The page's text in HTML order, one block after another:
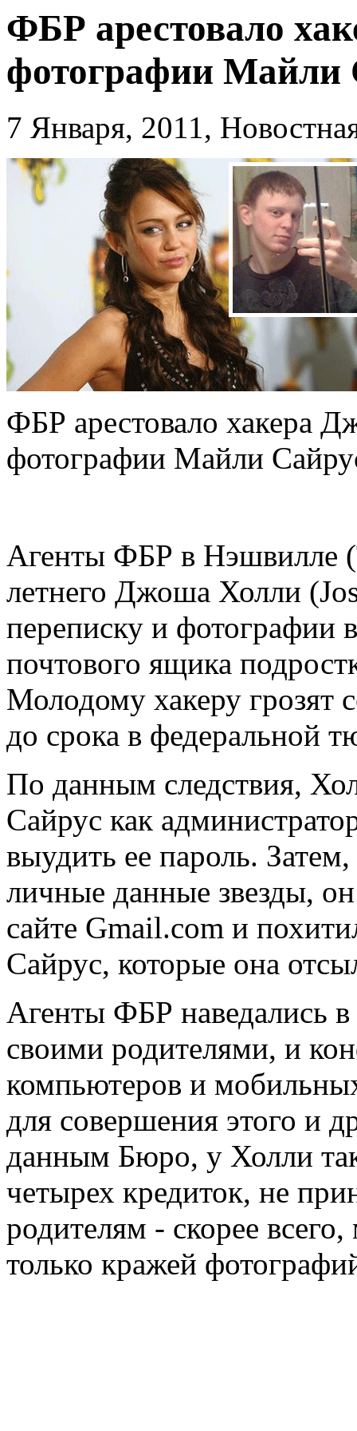
ФБР арестовало
фотографии Майли
7 Января, 2011,
ФБР арестовало хакера
фотографии Майли
Агенты ФБР в Нэшвилле
летнего Джоша Холли
переписку и фотографии
почтового ящика
Молодому хакеру грозят
до срока в федеральной
По данным следствия,
Сайрус как
выудить ее пароль.
личные данные звезды,
сайте Gmail.com и
Сайрус, которые она
Агенты ФБР наведались
своими родителями, и
компьютеров и
для совершения этого и
данным Бюро, у Холли
четырех кредиток, не
родителям - скорее
только кражей